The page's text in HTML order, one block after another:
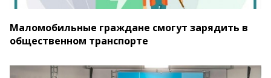
Маломобильные граждане смогут зарядить в
общественном транспорте